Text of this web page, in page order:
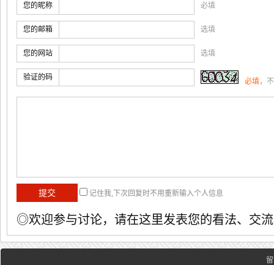
您的昵称 必填
您的邮箱 选填
您的网站 选填
验证的码 必填，
记住我,下次回复时不用重新输入个人信息
◎欢迎参与讨论，请在这里发表您的看法、交